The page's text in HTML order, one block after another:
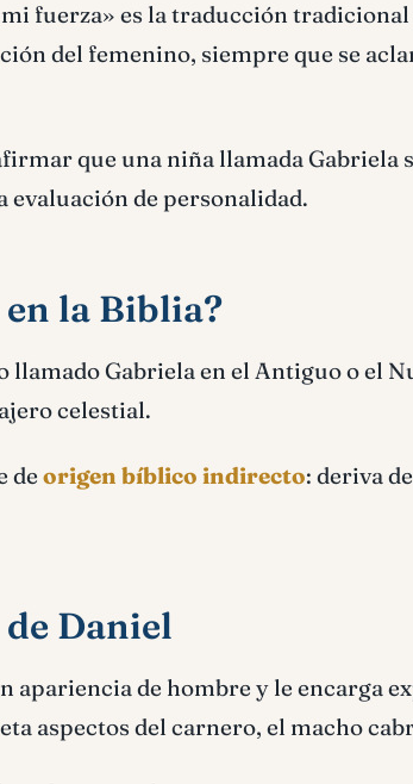
fuerza» es la traducción
del femenino, siempre que se
que una niña llamada Gabriela
evaluación de personalidad.
la Biblia?
Gabriela en el Antiguo o el
celestial.
de origen bíblico indirecto: deriva
Daniel
apariencia de hombre y le encarga
aspectos del carnero, el macho